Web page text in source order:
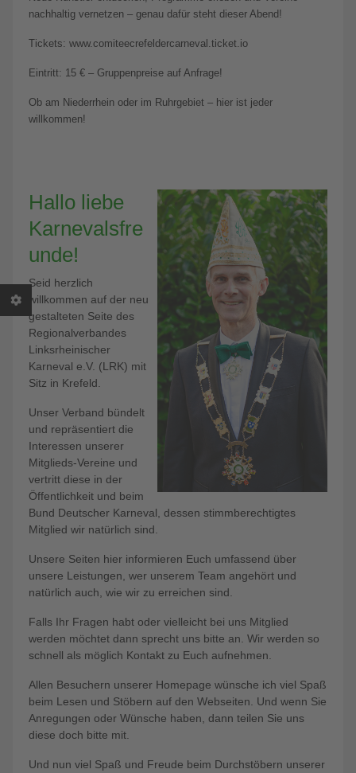
nachhaltig vernetzen – genau dafür steht dieser Abend!
Tickets: www.comiteecrefeldercarneval.ticket.io
Eintritt: 15 € – Gruppenpreise auf Anfrage!
Ob am Niederrhein oder im Ruhrgebiet – hier ist jeder
willkommen!
Hallo liebe
Karnevalsfre
unde!
Seid herzlich
willkommen auf der neu
gestalteten Seite des
Regionalverbandes
Linksrheinischer
Karneval e.V. (LRK) mit
Sitz in Krefeld.
Unser Verband bündelt
und repräsentiert die
Interessen unserer
Mitglieds-Vereine und
vertritt diese in der
Öffentlichkeit und beim
Bund Deutscher Karneval, dessen stimmberechtigtes
Mitglied wir natürlich sind.
Unsere Seiten hier informieren Euch umfassend über
unsere Leistungen, wer unserem Team angehört und
natürlich auch, wie wir zu erreichen sind.
Falls Ihr Fragen habt oder vielleicht bei uns Mitglied
werden möchtet dann sprecht uns bitte an. Wir werden so
schnell als möglich Kontakt zu Euch aufnehmen.
Allen Besuchern unserer Homepage wünsche ich viel Spaß
beim Lesen und Stöbern auf den Webseiten. Und wenn Sie
Anregungen oder Wünsche haben, dann teilen Sie uns
diese doch bitte mit.
Und nun viel Spaß und Freude beim Durchstöbern unserer